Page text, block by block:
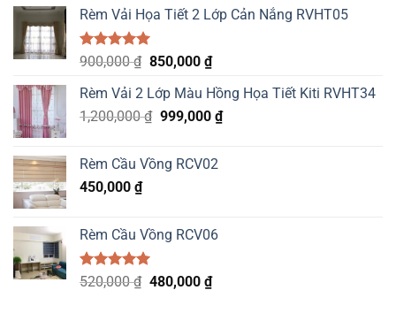
Rèm Vải Họa Tiết 2 Lớp Cản Nắng RVHT05
Được xếp
5.00
5 sao
900,000₫ Original
was:
900,000 ₫.
850,000 ₫Current
is:
850,000 ₫.
Rèm Vải 2 Lớp Màu Hồng Họa Tiết Kiti RVHT34
1,200,000₫ Original
1,200,000 ₫.
999,000 ₫Current
Rèm Cầu Vồng RCV02
450,000 ₫
Rèm Cầu Vồng RCV06
Được xếp
5.00
520,000₫ Original
480,000 ₫Current